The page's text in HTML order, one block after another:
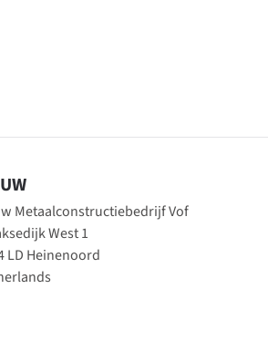
Metaalconstructiebedrijf Vof
West 1
LD Heinenoord